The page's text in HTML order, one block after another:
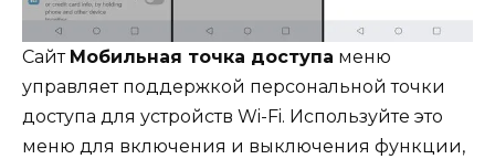
Сайт Мобильная точка доступа меню
управляет поддержкой персональной точки
доступа для устройств Wi-Fi. Используйте это
меню для включения и выключения функции,